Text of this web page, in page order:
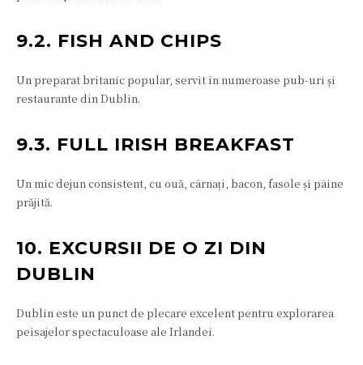
9.2. FISH AND CHIPS
Un preparat britanic popular, servit în numeroase pub-uri și
restaurante din Dublin.
9.3. FULL IRISH BREAKFAST
Un mic dejun consistent, cu ouă, cârnați, bacon, fasole și pâine
prăjită.
10. EXCURSII DE O ZI DIN
DUBLIN
Dublin este un punct de plecare excelent pentru explorarea
peisajelor spectaculoase ale Irlandei.